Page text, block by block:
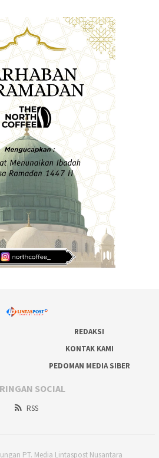
REDAKSI
KONTAK KAMI
PEDOMAN MEDIA SIBER
SOCIAL
RSS
PT. Media Lintaspost Nusantara